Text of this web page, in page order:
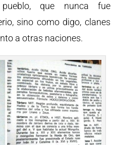
que nunca fue
sino como digo, clanes
a otras naciones.